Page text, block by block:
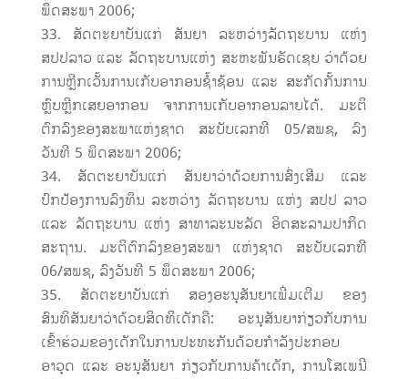
ພຶດສະພາ 2006;
ສັດຕະຍາບັນແກ່ ສັນຍາ ລະຫວ່າງລັດຖະບານ ແຫ່ງ
ສປປລາວ ແລະ ລັດຖະບານແຫ່ງ ສະຫະພັນຣັດເຊຍ ວ່າດ້ວຍ
ການຫຼີກເວັ້ນການເກັບອາກອນຊ້ຳຊ້ອນ ແລະ ສະກັດກັ້ນການ
ຫຼົບຫຼີກເສຍອາກອນ ຈາກການເກັບອາກອນລາຍໄດ້. ມະຕິ
ຕົກລົງຂອງສະພາແຫ່ງຊາດ ສະບັບເລກທີ 05/ສພຊ, ລົງ
ວັນທີ 5 ພຶດສະພາ 2006;
ສັດຕະຍາບັນແກ່ ສັນຍາວ່າດ້ວຍການສົ່ງເສີມ ແລະ
ປົກປ້ອງການລົງທຶນ ລະຫວ່າງ ລັດຖະບານ ແຫ່ງ ສປປ ລາວ
ແລະ ລັດຖະບານ ແຫ່ງ ສາທາລະນະລັດ ອິດສະລາມປາກິດ
ສະຖານ. ມະຕິຕົກລົງຂອງສະພາ ແຫ່ງຊາດ ສະບັບເລກທີ
06/ສພຊ, ລົງວັນທີ 5 ພຶດສະພາ 2006;
ສັດຕະຍາບັນແກ່ ສອງອະນຸສັນຍາເພີ່ມເຕີມ ຂອງ
ສົນທິສັນຍາວ່າດ້ວຍສິດທິເດັກຄື: ອະນຸສັນຍາກ່ຽວກັບການ
ເຂົ້າຮ່ວມຂອງເດັກໃນການປະທະກັນດ້ວຍກຳລັງປະກອບ
ອາວຸດ ແລະ ອະນຸສັນຍາ ກ່ຽວກັບການຄ້າເດັກ, ການໂສເພນີ